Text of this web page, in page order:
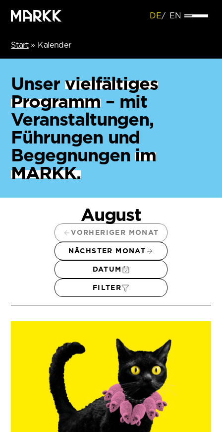
DE EN
Start» Kalender
Unser vielfältiges
Programm– mit
Veranstaltungen,
Führungen und
Begegnungenim
MARKK.
August
VORHERIGER MONAT
NÄCHSTER MONAT
DATUM
FILTER